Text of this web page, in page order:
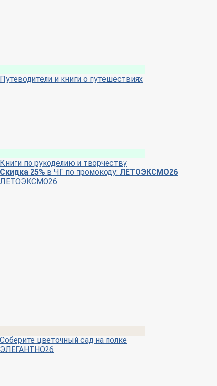
Путеводители и книги о путешествиях
Книги по рукоделию и творчеству
Скидка 25% в ЧГ по промокоду: ЛЕТОЭКСМО26
ЛЕТОЭКСМО26
Соберите цветочный сад на полке
ЭЛЕГАНТНО26